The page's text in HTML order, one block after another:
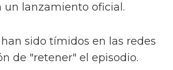
un lanzamiento oficial.
sido tímidos en las redes
de "retener" el episodio.